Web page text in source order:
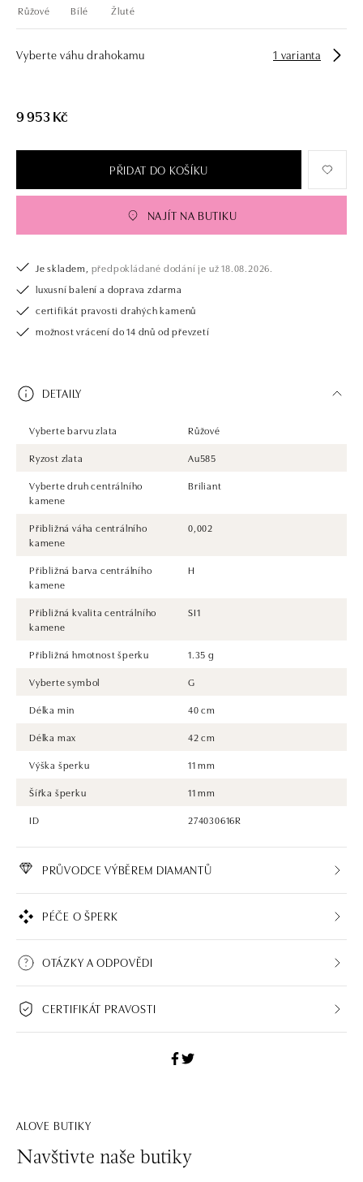
Růžové Bílé Žluté
Vyberte váhu drahokamu 1 varianta
9 953 Kč
PŘIDAT DO KOŠÍKU
NAJÍT NA BUTIKU
Je skladem, předpokládané dodání je už 18.08.2026.
luxusní balení a doprava zdarma
certifikát pravosti drahých kamenů
možnost vrácení do 14 dnů od převzetí
DETAILY
Vyberte barvu zlata
Růžové
Ryzost zlata
Au585
Vyberte druh centrálního
kamene
Briliant
Přibližná váha centrálního
kamene
0,002
Přibližná barva centrálního
kamene
H
Přibližná kvalita centrálního
kamene
SI1
Přibližná hmotnost šperku
1.35 g
Vyberte symbol
G
Délka min
40 cm
Délka max
42 cm
Výška šperku
11 mm
Šířka šperku
11 mm
ID
274030616R
PRŮVODCE VÝBĚREM DIAMANTŮ
PÉČE O ŠPERK
OTÁZKY A ODPOVĚDI
CERTIFIKÁT PRAVOSTI
ALOVE BUTIKY
Navštivte naše butiky